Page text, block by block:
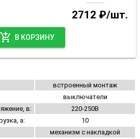
2712 ₽/шт.
add_shopping_cart
В КОРЗИНУ
встроенный монтаж
выключатели
в:
220-250В
а:
10
механизм с накладкой